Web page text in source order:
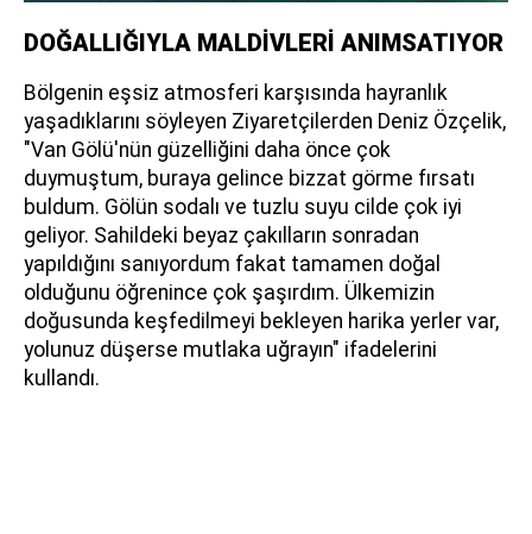
DOĞALLIĞIYLA MALDİVLERİ ANIMSATIYOR
Bölgenin eşsiz atmosferi karşısında hayranlık
yaşadıklarını söyleyen Ziyaretçilerden Deniz Özçelik,
"Van Gölü'nün güzelliğini daha önce çok
duymuştum, buraya gelince bizzat görme fırsatı
buldum. Gölün sodalı ve tuzlu suyu cilde çok iyi
geliyor. Sahildeki beyaz çakılların sonradan
yapıldığını sanıyordum fakat tamamen doğal
olduğunu öğrenince çok şaşırdım. Ülkemizin
doğusunda keşfedilmeyi bekleyen harika yerler var,
yolunuz düşerse mutlaka uğrayın" ifadelerini
kullandı.